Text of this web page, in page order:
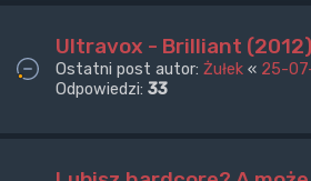
Ultravox - Brilliant (2012)
Ostatni post autor: Żułek « 25-
Odpowiedzi: 33